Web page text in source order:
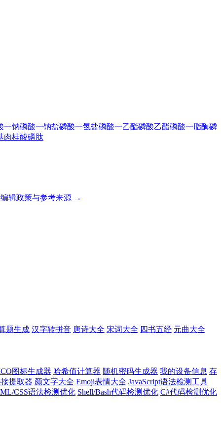
一钠磷酸一钠盐磷酸一氢盐磷酸一乙酯磷酸乙酯磷酸一脂酶磷
肉桂酸磷肽
辑政策与参考来源 →
题生成 汉字转拼音 唐诗大全 宋词大全 四书五经 元曲大全
图标生成器 哈希值计算器 随机密码生成器 我的设备信息 存
提取器 颜文字大全 Emoji表情大全 JavaScript语法检测工具
CSS语法检测优化 Shell/Bash代码检测优化 C#代码检测优化